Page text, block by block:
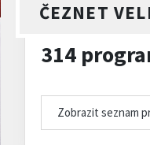
ČEZNET
314
Zobrazit seznam